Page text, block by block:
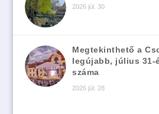
2026 júl. 30
Megtekinthető a
legújabb, július 31-
száma
2026 júl. 28